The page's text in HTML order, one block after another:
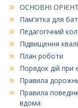
ОСНОВНІ
Пам'ятка для
Педагогічний
Підвищення
План роботи
Порядок дій при
Правила
Правила
вдома